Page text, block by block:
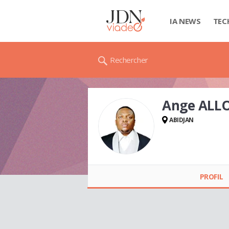
IA NEWS
Rechercher
Ange
ABIDJAN
PROFIL